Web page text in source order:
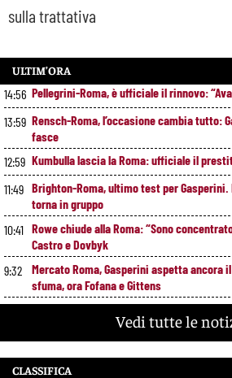
sulla trattativa
ULTIM’ORA
14:56 Pellegrini-Roma, è ufficiale il rinnovo:
13:59 Rensch-Roma, l’occasione cambia tutto:
fasce
12:59 Kumbulla lascia la Roma: ufficiale il
11:49 Brighton-Roma, ultimo test per
torna in gruppo
10:41 Rowe chiude alla Roma: “Sono
Castro e Dovbyk
9:32
Mercato Roma, Gasperini aspetta ancora
sfuma, ora Fofana e Gittens
Vedi tutte le
CLASSIFICA